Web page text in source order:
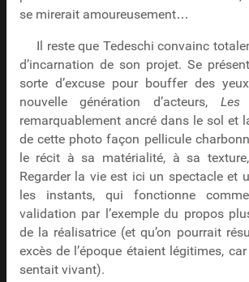
se mirerait amoureusement…
Il reste que Tedeschi convainc
d’incarnation de son projet. Se
sorte d’excuse pour bouffer des
nouvelle génération d’acteurs, Les
remarquablement ancré dans le sol et
de cette photo façon pellicule
le récit à sa matérialité, à sa
Regarder la vie est ici un spectacle et
les instants, qui fonctionne
validation par l’exemple du propos
de la réalisatrice (et qu’on pourrait
excès de l’époque étaient légitimes,
sentait vivant).